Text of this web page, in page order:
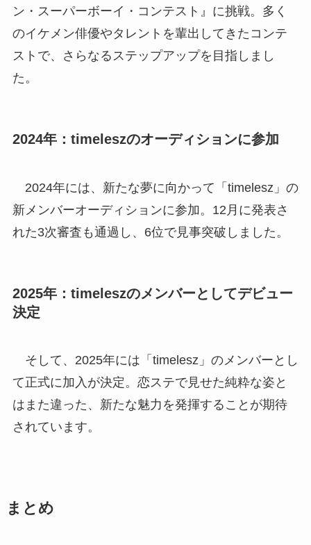
ン・スーパーボーイ・コンテスト』に挑戦。多く
のイケメン俳優やタレントを輩出してきたコンテ
ストで、さらなるステップアップを目指しまし
た。
2024年：timeleszのオーディションに参加
2024年には、新たな夢に向かって「timelesz」の
新メンバーオーディションに参加。12月に発表さ
れた3次審査も通過し、6位で見事突破しました。
2025年：timeleszのメンバーとしてデビュー
決定
そして、2025年には「timelesz」のメンバーとし
て正式に加入が決定。恋ステで見せた純粋な姿と
はまた違った、新たな魅力を発揮することが期待
されています。
まとめ